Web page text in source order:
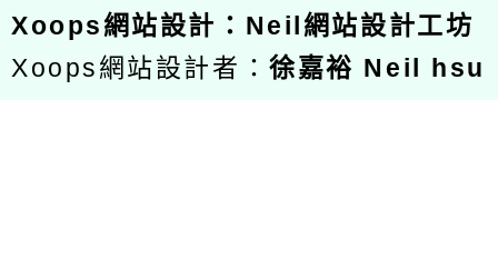
Xoops網站設計 ： Neil網站設計工坊
Xoops網站設計者：徐嘉裕 Neil hsu